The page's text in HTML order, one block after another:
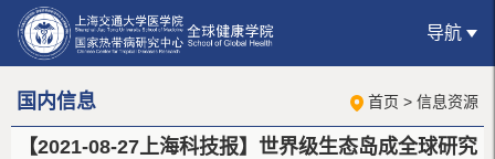
导航
首页 > 信息资源
国内信息
【2021-08-27上海科技报】世界级生态岛成全球研究